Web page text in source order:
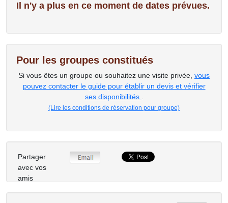
Il n'y a plus en ce moment de dates prévues.
Pour les groupes constitués
Si vous êtes un groupe ou souhaitez une visite privée, vous
pouvez contacter le guide pour établir un devis et vérifier
ses disponibilités
(Lire les conditions de réservation pour groupe)
Partager
avec vos
amis